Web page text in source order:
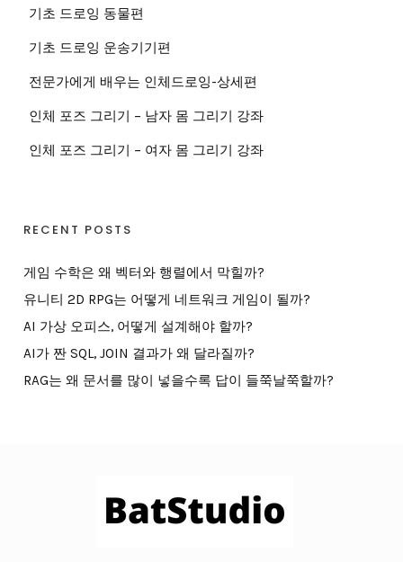
기초 드로잉 동물편
기초 드로잉 운송기기편
전문가에게 배우는 인체드로잉-상세편
인체 포즈 그리기 – 남자 몸 그리기 강좌
인체 포즈 그리기 – 여자 몸 그리기 강좌
RECENT POSTS
게임 수학은 왜 벡터와 행렬에서 막힐까?
유니티 2D RPG는 어떻게 네트워크 게임이 될까?
AI 가상 오피스, 어떻게 설계해야 할까?
AI가 짠 SQL, JOIN 결과가 왜 달라질까?
RAG는 왜 문서를 많이 넣을수록 답이 들쭉날쭉할까?